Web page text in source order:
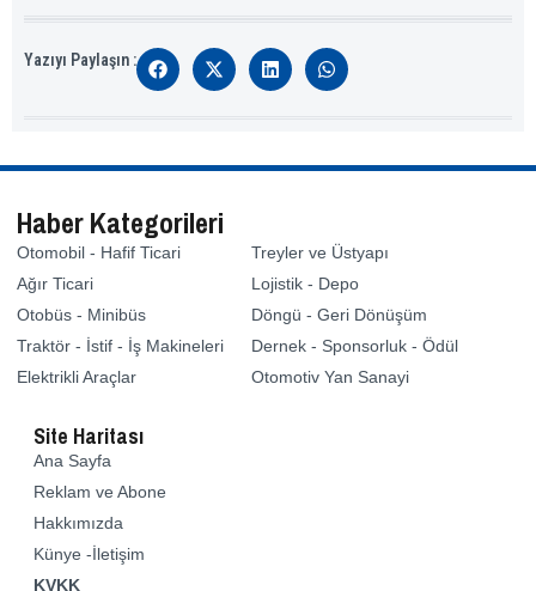
Yazıyı Paylaşın :
Haber Kategorileri
Otomobil - Hafif Ticari
Ağır Ticari
Otobüs - Minibüs
Traktör - İstif - İş Makineleri
Elektrikli Araçlar
Treyler ve Üstyapı
Lojistik - Depo
Döngü - Geri Dönüşüm
Dernek - Sponsorluk - Ödül
Otomotiv Yan Sanayi
Site Haritası
Ana Sayfa
Reklam ve Abone
Hakkımızda
Künye -İletişim
KVKK